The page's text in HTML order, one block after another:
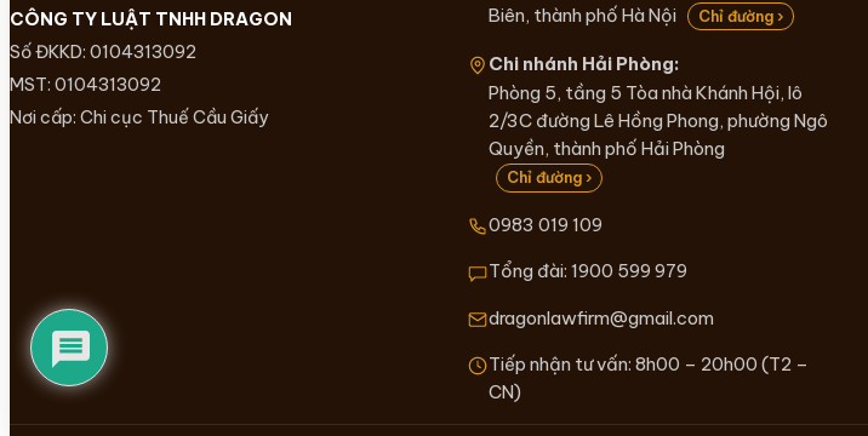
CÔNG TY LUẬT TNHH DRAGON
Số ĐKKD: 0104313092
MST: 0104313092
Nơi cấp: Chi cục Thuế Cầu Giấy
Biên, thành phố Hà Nội
Chỉ đường ›
Chi nhánh Hải Phòng:
Phòng 5, tầng 5 Tòa nhà Khánh Hội, lô
2/3C đường Lê Hồng Phong, phường Ngô
Quyền, thành phố Hải Phòng
Chỉ đường ›
0983 019 109
Tổng đài: 1900 599 979
dragonlawfirm@gmail.com
Tiếp nhận tư vấn: 8h00 – 20h00 (T2 –
CN)